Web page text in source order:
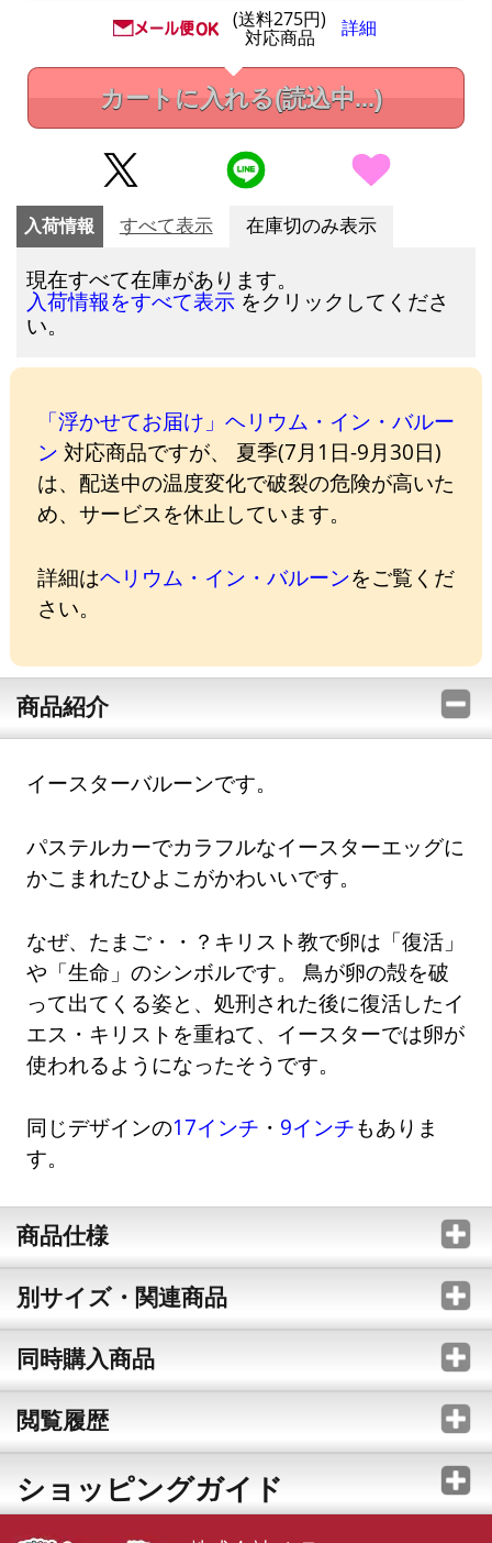
(送料275円)
対応商品 詳細
カートに入れる(読込中...)
入荷情報 すべて表示 在庫切のみ表示
現在すべて在庫があります。
入荷情報をすべて表示 をクリックしてくださ
い。
「浮かせてお届け」ヘリウム・イン・バルー
ン 対応商品ですが、 夏季(7月1日-9月30日)
は、配送中の温度変化で破裂の危険が高いた
め、サービスを休止しています。
詳細はヘリウム・イン・バルーンをご覧くだ
さい。
商品紹介
イースターバルーンです。
パステルカーでカラフルなイースターエッグに
かこまれたひよこがかわいいです。
なぜ、たまご・・？キリスト教で卵は「復活」
や「生命」のシンボルです。 鳥が卵の殻を破
って出てくる姿と、処刑された後に復活したイ
エス・キリストを重ねて、イースターでは卵が
使われるようになったそうです。
同じデザインの17インチ ・ 9インチもありま
す。
商品仕様
別サイズ・関連商品
同時購入商品
閲覧履歴
ショッピングガイド